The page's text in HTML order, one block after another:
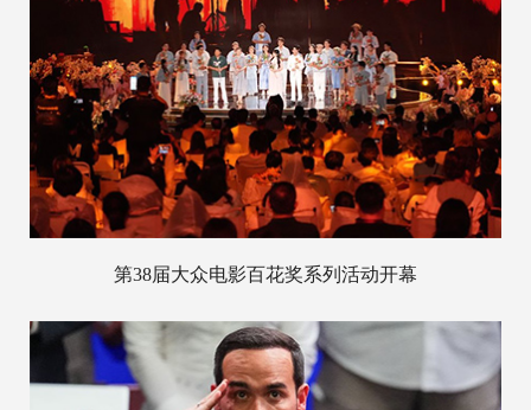
第38届大众电影百花奖系列活动开幕